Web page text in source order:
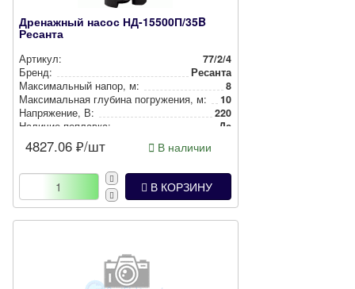
Дренажный насос НД-15500П/35B
Ресанта
Артикул:
77/2/4
Бренд:
Ресанта
Мак­си­маль­ный напор, м:
8
Мак­си­маль­ная глубина пог­ру­же­ния, м:
10
Нап­ря­же­ние, В:
220
Наличие поплавка:
Да
4827.06 ₽/шт В наличии
В КОРЗИНУ